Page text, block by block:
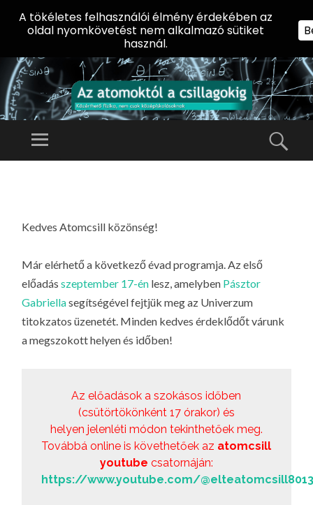
AZ
A
CS
IL
LA
G
Előadássorozat
Menü
Kedves Atomcsill közönség!
Már elérhető a következő évad programja. Az első
előadásszeptember 17-én lesz, amelyben Pásztor
Gabriellasegítségével fejtjük meg az Univerzum
titokzatos üzenetét. Minden kedves érdeklődőt várunk
a megszokott helyen és időben!
Az előadások a szokásos időben
(csütörtökönként 17 órakor) és
helyen jelenléti módon tekinthetőek meg.
Továbbá online is követhetőek az atomcsill
youtube csatornáján:
https://www.youtube.com/
A tökéletes felhasználói élmény érdekében az
oldal nyomkövetést nem alkalmazó sütiket
használ.